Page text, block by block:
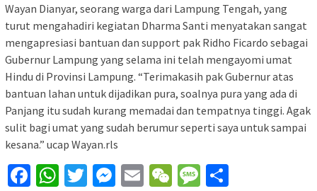
Wayan Dianyar, seorang warga dari Lampung Tengah, yang
turut mengahadiri kegiatan Dharma Santi menyatakan sangat
mengapresiasi bantuan dan support pak Ridho Ficardo sebagai
Gubernur Lampung yang selama ini telah mengayomi umat
Hindu di Provinsi Lampung. “Terimakasih pak Gubernur atas
bantuan lahan untuk dijadikan pura, soalnya pura yang ada di
Panjang itu sudah kurang memadai dan tempatnya tinggi. Agak
sulit bagi umat yang sudah berumur seperti saya untuk sampai
kesana.” ucap Wayan.rls
Facebook
WhatsApp
Twitter
Messenger
EmailWeChatMessage